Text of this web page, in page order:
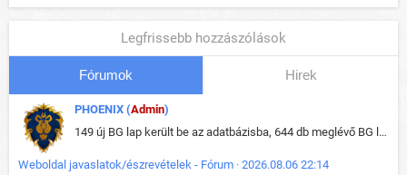
Legfrissebb hozzászólások
Fórumok Hirek
PHOENIX (Admin)
149 új BG lap került be az adatbázisba, 644 db meglévő BG lap módosult, bekerültek az új képek a megváltozott lapokhoz is.
Weboldal javaslatok/észrevételek - Fórum · 2026.08.06 22:14